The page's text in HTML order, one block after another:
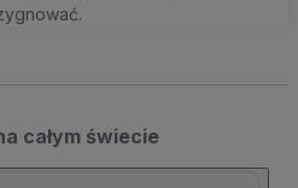
całym świecie